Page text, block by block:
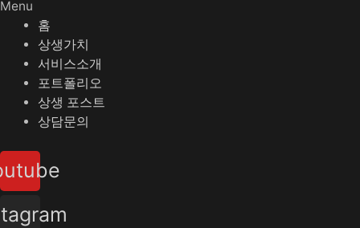
Menu
홈
상생가치
서비스소개
포트폴리오
상생 포스트
상담문의